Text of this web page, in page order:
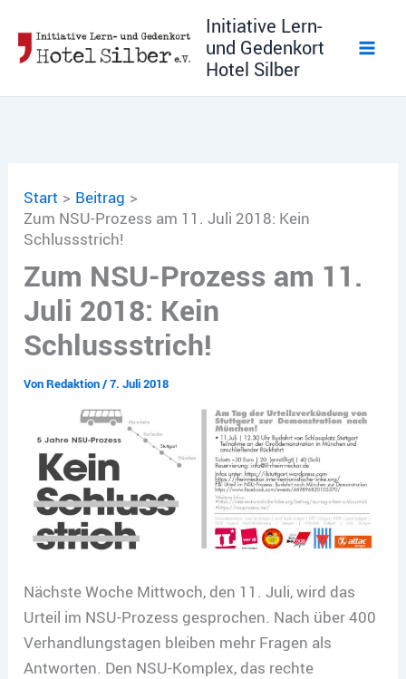
Inhalt
springen
Initiative Lern-
und Gedenkort
Hotel Silber
Start
Beitrag
Zum NSU-Prozess am 11. Juli 2018: Kein
Schlussstrich!
Zum NSU-Prozess am 11.
Juli 2018: Kein
Schlussstrich!
VonRedaktion/7. Juli 2018
Nächste Woche Mittwoch, den 11. Juli, wird das
Urteil im NSU-Prozess gesprochen. Nach über 400
Verhandlungstagen bleiben mehr Fragen als
Antworten. Den NSU-Komplex, das rechte